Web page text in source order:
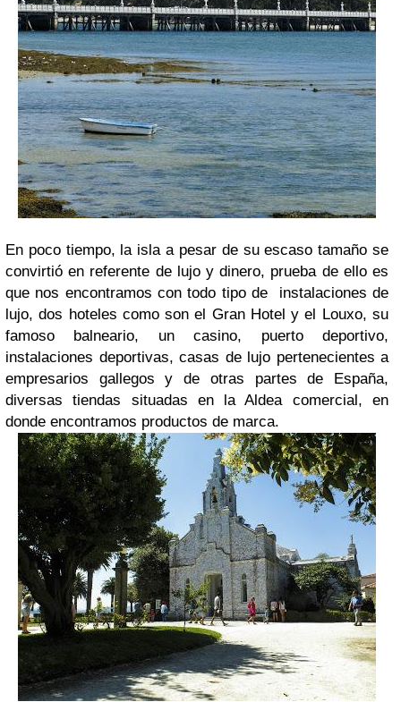
En poco tiempo, la isla a pesar de su escaso tamaño se
convirtió en referente de lujo y dinero, prueba de ello es
que nos encontramos con todo tipo de instalaciones de
lujo, dos hoteles como son el Gran Hotel y el Louxo, su
famoso balneario, un casino, puerto deportivo,
instalaciones deportivas, casas de lujo pertenecientes a
empresarios gallegos y de otras partes de España,
diversas tiendas situadas en la Aldea comercial, en
donde encontramos productos de marca.